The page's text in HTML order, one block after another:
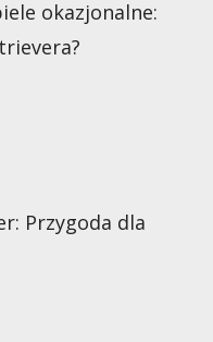
okazjonalne:
Przygoda dla